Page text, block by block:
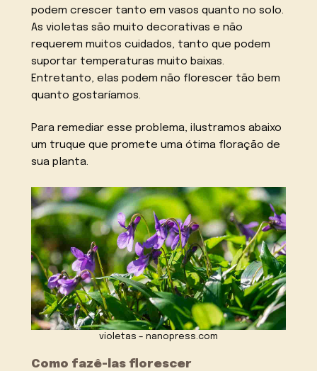
podem crescer tanto em vasos quanto no solo.
As violetas são muito decorativas e não
requerem muitos cuidados, tanto que podem
suportar temperaturas muito baixas.
Entretanto, elas podem não florescer tão bem
quanto gostaríamos.
Para remediar esse problema, ilustramos abaixo
um truque que promete uma ótima floração de
sua planta.
violetas – nanopress.com
Como fazê-las florescer